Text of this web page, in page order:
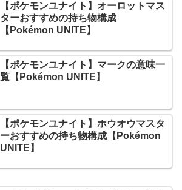
【ポケモンユナイト】オーロットマス
ターおすすめの持ち物構成
【Pokémon UNITE】
【ポケモンユナイト】マークの意味一
覧【Pokémon UNITE】
【ポケモンユナイト】ホウオウマスタ
ーおすすめの持ち物構成【Pokémon
UNITE】